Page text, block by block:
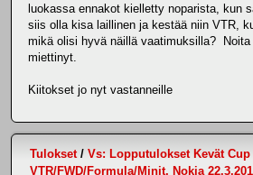
luokassa ennakot kielletty noparista, kun
siis olla kisa laillinen ja kestää niin VTR,
mikä olisi hyvä näillä vaatimuksilla? Noita
miettinyt.
Kiitokset jo nyt vastanneille
Tulokset/ Vs: Lopputulokset Kevät Cup
VTR/FWD/Formula/Minit, Nokia